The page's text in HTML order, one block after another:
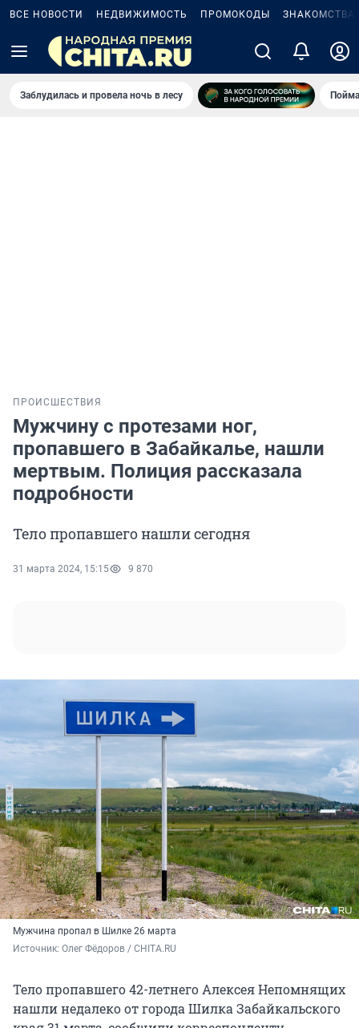
ВСЕ НОВОСТИ НЕДВИЖИМОСТЬ ПРОМОКОДЫ ЗНАКОМСТВА
Заблудилась и провела ночь в лесу
ПРОИСШЕСТВИЯ
Мужчину с протезами ног,
пропавшего в Забайкалье, нашли
мертвым. Полиция рассказала
подробности
Тело пропавшего нашли сегодня
31 марта 2024, 15:15 9 870
Мужчина пропал в Шилке 26 марта
Источник: Олег Фёдоров / CHITA.RU
Тело пропавшего 42-летнего Алексея Непомнящих
нашли недалеко от города Шилка Забайкальского